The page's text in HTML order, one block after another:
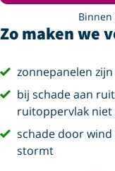
Zo maken we
vink
zonnepanelen
vink
bij schade aan
ruitoppervlak niet
vink
schade door
stormt